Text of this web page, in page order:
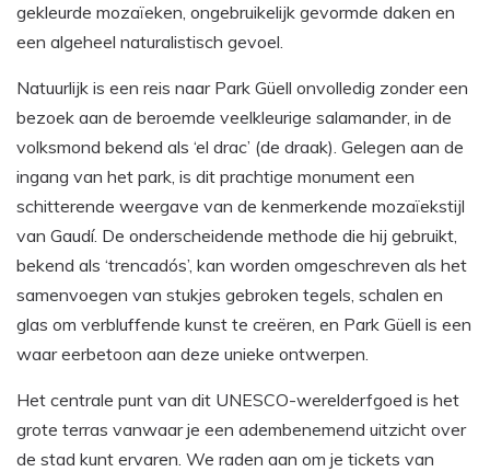
gekleurde mozaïeken, ongebruikelijk gevormde daken en
een algeheel naturalistisch gevoel.
Natuurlijk is een reis naar Park Güell onvolledig zonder een
bezoek aan de beroemde veelkleurige salamander, in de
volksmond bekend als ‘el drac’ (de draak). Gelegen aan de
ingang van het park, is dit prachtige monument een
schitterende weergave van de kenmerkende mozaïekstijl
van Gaudí. De onderscheidende methode die hij gebruikt,
bekend als ‘trencadós’, kan worden omgeschreven als het
samenvoegen van stukjes gebroken tegels, schalen en
glas om verbluffende kunst te creëren, en Park Güell is een
waar eerbetoon aan deze unieke ontwerpen.
Het centrale punt van dit UNESCO-werelderfgoed is het
grote terras vanwaar je een adembenemend uitzicht over
de stad kunt ervaren. We raden aan om je tickets van